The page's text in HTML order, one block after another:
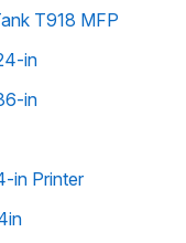
T918 MFP
in
in
in Printer